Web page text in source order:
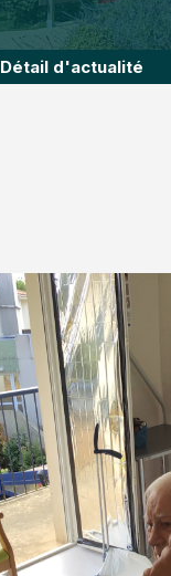
Détail d'actualité